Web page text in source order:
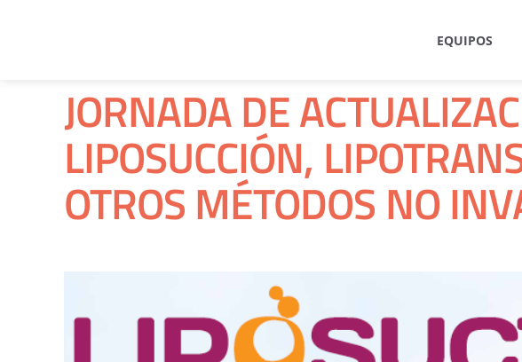
EQUIPOS
JORNADA DE
LIPOSUCCIÓN,
OTROS MÉTODOS NO